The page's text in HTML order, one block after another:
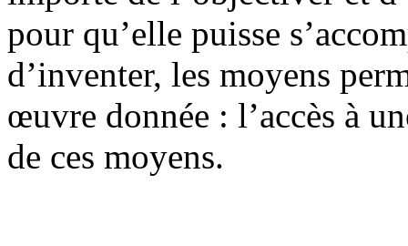
pour qu’elle puisse
d’inventer, les moyens
œuvre donnée : l’accès à
de ces moyens.